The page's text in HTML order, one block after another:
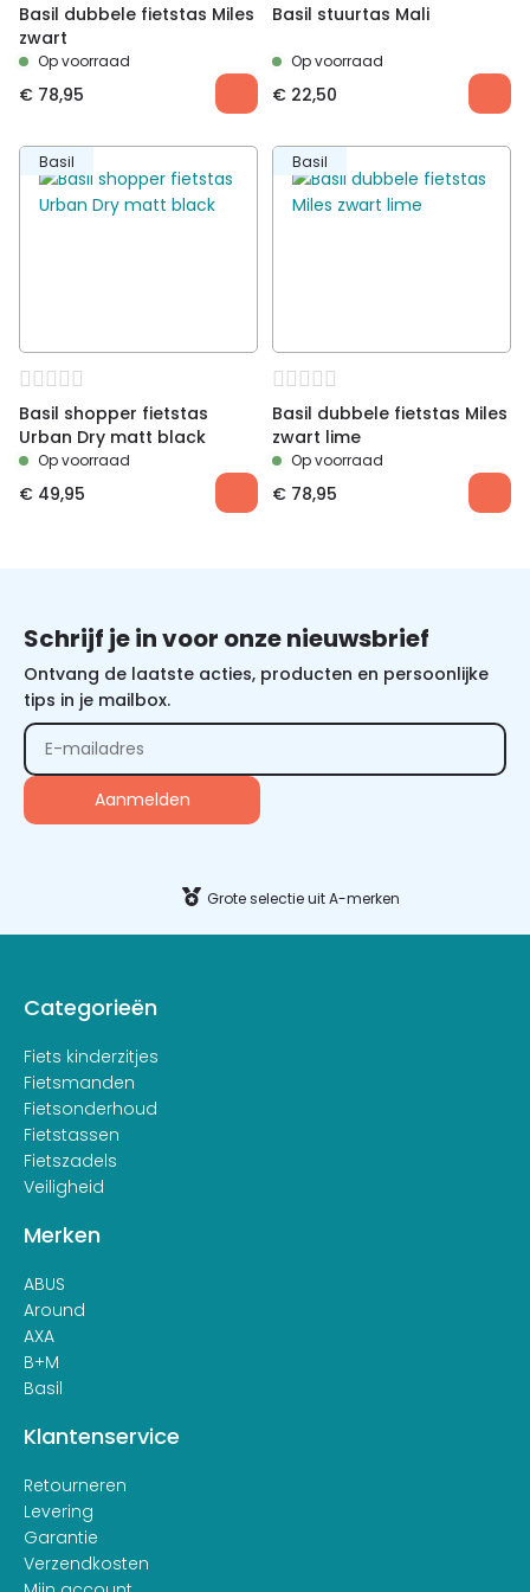
Geschikt voor
Boodschappen,
Basil dubbele fietstas Miles
zwart
Op voorraad
€ 78,95
Basil stuurtas Mali
Op voorraad
€ 22,50
Basil
Basil shopper fietstas
Urban Dry matt black
Op voorraad
€ 49,95
Basil
Basil dubbele fietstas Miles
zwart lime
Op voorraad
€ 78,95
Schrijf je in voor onze nieuwsbrief
Ontvang de laatste acties, producten en persoonlijke
tips in je mailbox.
Alternative:
Grote selectie uit A-merken
Categorieën
Fiets kinderzitjes
Fietsmanden
Fietsonderhoud
Fietstassen
Fietszadels
Veiligheid
Merken
ABUS
Around
AXA
B+M
Basil
Klantenservice
Retourneren
Levering
Garantie
Verzendkosten